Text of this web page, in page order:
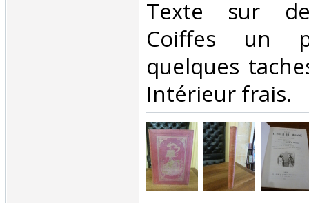
Texte sur
Coiffes un
quelques
Intérieur frais.‎